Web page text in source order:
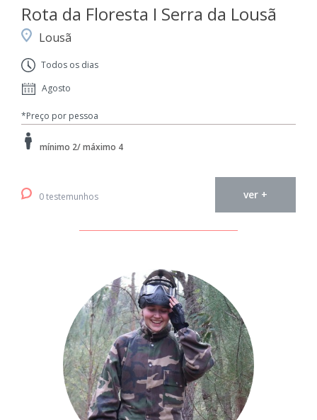
Rota da Floresta I Serra da Lousã
Lousã
Todos os dias
Agosto
*Preço por pessoa
mínimo 2/ máximo 4
0 testemunhos ver +